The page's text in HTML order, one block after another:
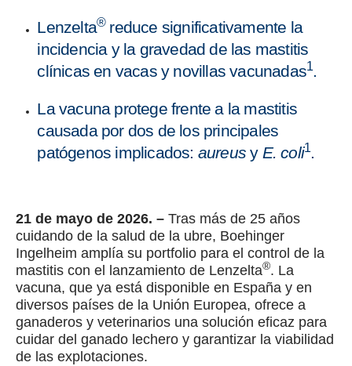
Lenzelta®reduce significativamente la
incidencia y la gravedad de las mastitis
clínicas en vacas y novillas vacunadas1.
La vacuna protege frente a la mastitis
causada por dos de los principales
patógenos implicados: aureus y E. coli1.
21 de mayo de 2026. – Tras más de 25 años
cuidando de la salud de la ubre, Boehinger
Ingelheim amplía su portfolio para el control de la
mastitis con el lanzamiento de Lenzelta®. La
vacuna, que ya está disponible en España y en
diversos países de la Unión Europea, ofrece a
ganaderos y veterinarios una solución eficaz para
cuidar del ganado lechero y garantizar la viabilidad
de las explotaciones.